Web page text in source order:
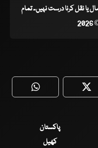
نقل کرنا درست نہیں۔ تمام
WhatsApp
پاکستان
کھیل